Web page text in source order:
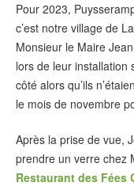
Pour 2023,
c’est notre village de
Monsieur le Maire
lors de leur installation
côté alors qu’ils
le mois de novembre
Après la prise de vue,
prendre un verre chez
Restaurant des Fées